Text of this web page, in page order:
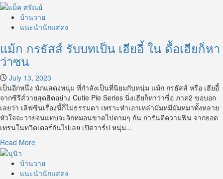
ใบ
นี้
more
about
รีวิว
รีส์
Cutie
Series
นิ่ง
เฮีย
ก็
หา
ว่า
บ้านวาย
แนะนำนักแสดง
แม้ก กรธัสส์ รับบทเป็น เฮียอี้ ใน ดื้อเฮียก็หา
ว่าซน
July 13, 2023
เป็นอีกหนึ่ง นักแสดงหนุ่ม ที่กำลังเป็นที่นิยมกับหนุ่ม แม้ก กรธัสส์ หรือ เฮียอี้
จากซีรีส์วายสุดฮิตอย่าง Cutie Pie Series นิ่งเฮียก็หาว่าซื่อ ภาค2 ขอบอก
เลยว่า เลิฟซีนเรื่องนี้ก็ไม่ธรรมดา เพราะทำเอาเหล่ามัมหมีมัมหมาทั้งหลาย
หัวใจจะวายจนแทบจะจิกหมอนขาดไปตามๆ กัน การันตีความฟิน จากยอด
เทรนในทวิตเตอร์กันไปเลย เปิดวาร์ป หนุ่ม...
Read MoreRead
about
แม้ก
บ้านวาย
แนะนำนักแสดง